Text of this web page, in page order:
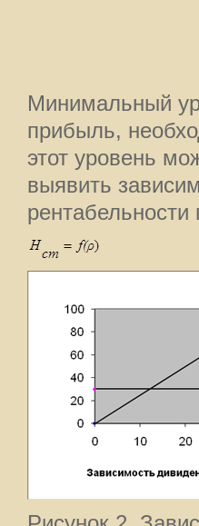
Минимальный
прибыль,
этот уровень
выявить